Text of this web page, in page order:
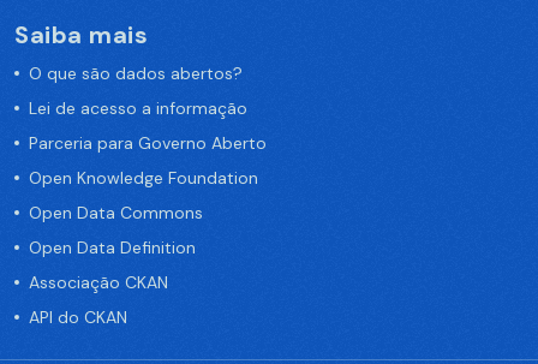
Saiba mais
O que são dados abertos?
Lei de acesso a informação
Parceria para Governo Aberto
Open Knowledge Foundation
Open Data Commons
Open Data Definition
Associação CKAN
API do CKAN